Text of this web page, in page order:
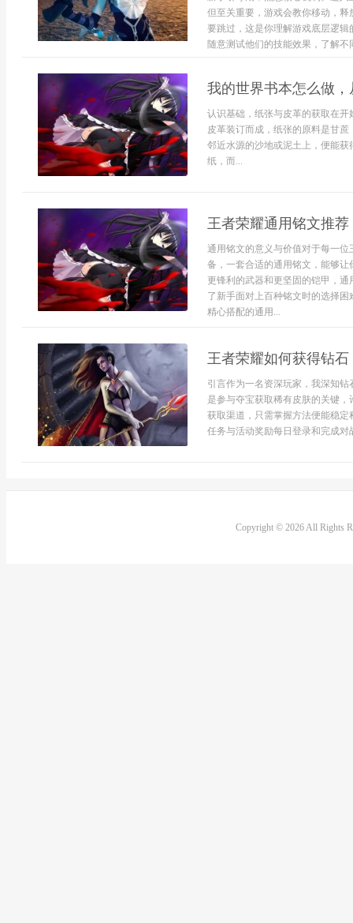
但至关重要，游戏会教你移动，
要跳过，这是你理解游戏底层逻
随意测试他们的技能效果，了解不
我的世界书本怎么做
认识基础，纸张与皮革的获取在
皮革装订而成，纸张的原料是甘
邻近水源的沙地或泥土上，便能
纸，而...
王者荣耀通用铭文推
通用铭文的意义与价值对于每一
备，一套合适的通用铭文，能够
更锋利的武器和更坚固的铠甲，
了新手面对上百种铭文时的选择
精心搭配的通用...
王者荣耀如何获得钻
引言作为一名资深玩家，我深知
是参与夺宝获取稀有皮肤的关键
获取渠道，只需掌握方法便能稳
任务与活动奖励每日登录和完成对
Copyright © 2026 All Rights